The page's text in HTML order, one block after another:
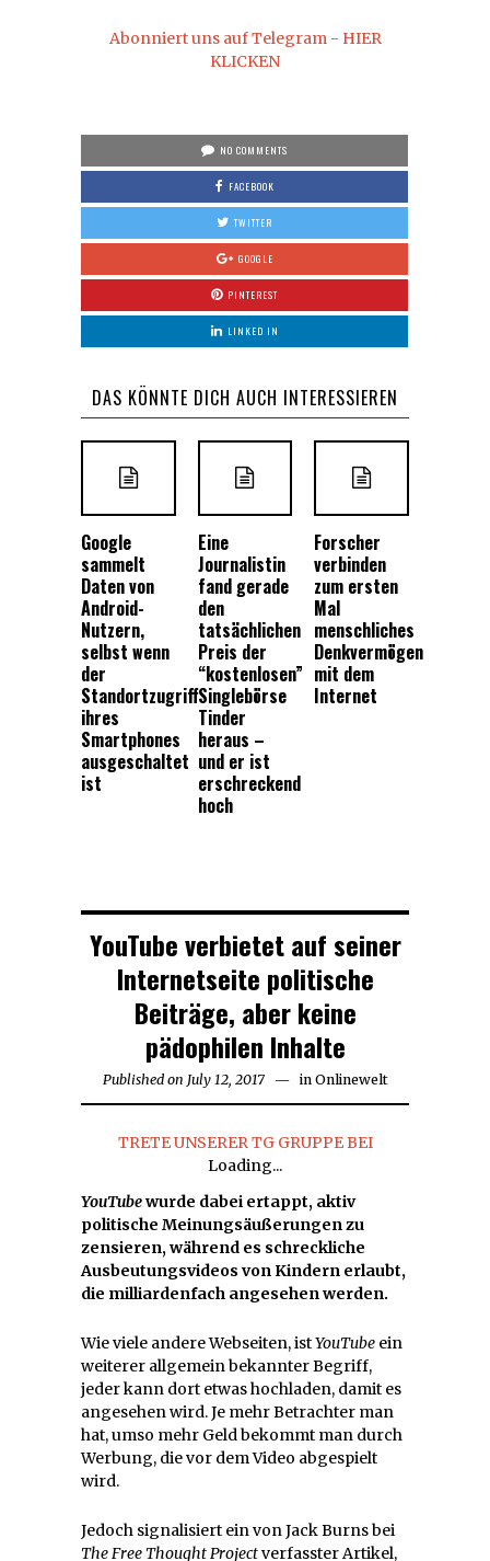
Abonniert uns auf Telegram - HIER
KLICKEN
NO COMMENTS
FACEBOOK
TWITTER
GOOGLE
PINTEREST
LINKED IN
DAS KÖNNTE DICH AUCH INTERESSIEREN
Google
sammelt
Daten von
Android-
Nutzern,
selbst wenn
der
Standortzugriff
ihres
Smartphones
ausgeschaltet
ist
Eine
Journalistin
fand gerade
den
tatsächlichen
Preis der
“kostenlosen”
Singlebörse
Tinder
heraus –
und er ist
erschreckend
hoch
Forscher
verbinden
zum ersten
Mal
menschliches
Denkvermögen
mit dem
Internet
YouTube verbietet auf seiner
Internetseite politische
Beiträge, aber keine
pädophilen Inhalte
Published on July 12, 2017 in Onlinewelt
TRETE UNSERER TG GRUPPE BEI
Loading...
YouTubewurde dabei ertappt, aktiv
politische Meinungsäußerungen zu
zensieren, während es schreckliche
Ausbeutungsvideos von Kindern erlaubt,
die milliardenfach angesehen werden.
Wie viele andere Webseiten, istYouTube ein
weiterer allgemein bekannter Begriff,
jeder kann dort etwas hochladen, damit es
angesehen wird. Je mehr Betrachter man
hat, umso mehr Geld bekommt man durch
Werbung, die vor dem Video abgespielt
wird.
Jedoch signalisiert ein von Jack Burns bei
The Free Thought Projectverfasster Artikel,